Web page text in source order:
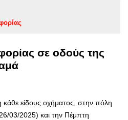
σε οδούς της
είδους οχήματος, στην πόλη
03/2025) και την Πέμπτη